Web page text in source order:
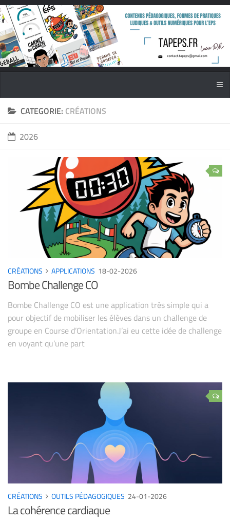
CATEGORIE: CRÉATIONS
2026
CRÉATIONS APPLICATIONS 18-02-2026
Bombe Challenge CO
Bombe Challenge CO est une application très simple qui a
pour objectif de mobiliser les élèves dans un challenge de
groupe en Course d’Orientation.J’ai eu cette idée de challenge
en voyant qu’une part
CRÉATIONS OUTILS PÉDAGOGIQUES 24-01-2026
La cohérence cardiaque